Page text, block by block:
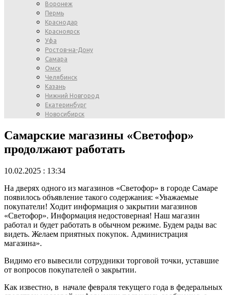
Воронеж
Пермь
Краснодар
Красноярск
Уфа
Ростов-на-Дону
Самара
Омск
Челябинск
Казань
Нижний Новгород
Екатеринбург
Новосибирск
Самарские магазины «Светофор»
продолжают работать
10.02.2025 : 13:34
На дверях одного из магазинов «Светофор» в городе Самаре
появилось объявление такого содержания: «Уважаемые
покупатели! Ходит информация о закрытии магазинов
«Светофор». Информация недостоверная! Наш магазин
работал и будет работать в обычном режиме. Будем рады вас
видеть. Желаем приятных покупок. Администрация
магазина».
Видимо его вывесили сотрудники торговой точки, уставшие
от вопросов покупателей о закрытии.
Как известно, в начале февраля текущего года в федеральных